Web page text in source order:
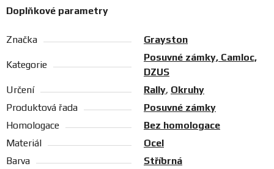
Doplňkové parametry
Značka Grayston
Kategorie
Posuvné zámky, Camloc,
DZUS
Určení
Rally, Okruhy
Produktová řada
Posuvné zámky
Homologace
Bez homologace
Materiál
Ocel
Barva
Stříbrná